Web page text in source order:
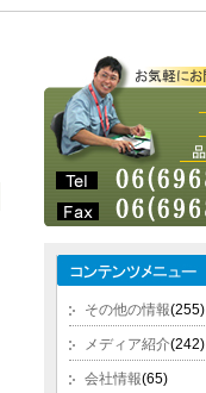
その他の情報(255)
メディア紹介(242)
会社情報(65)